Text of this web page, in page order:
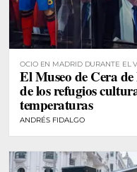
OCIO EN MADRID DURANTE EL
El Museo de Cera
de los refugios
temperaturas
ANDRÉS FIDALGO